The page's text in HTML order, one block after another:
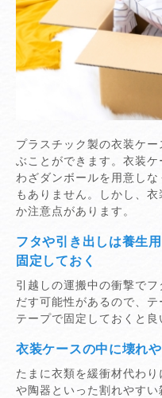
プラスチック製の衣装ケ
ぶことができます。衣装
わざダンボールを用意し
もありません。しかし、
か注意点があります。
フタや引き出しは養生
固定しておく
引越しの運搬中の衝撃で
だす可能性があるので、
テープで固定しておくと良
衣装ケースの中に壊れ
たまに衣類を緩衝材代わ
や陶器といった割れやす